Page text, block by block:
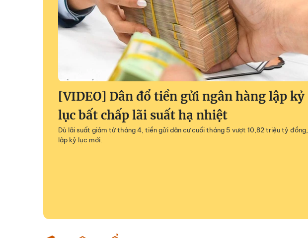
[VIDEO] Dân đổ tiền gửi ngân hàng lập kỷ
lục bất chấp lãi suất hạ nhiệt
Dù lãi suất giảm từ tháng 4, tiền gửi dân cư cuối tháng 5 vượt 10,82 triệu tỷ đồng,
lập kỷ lục mới.